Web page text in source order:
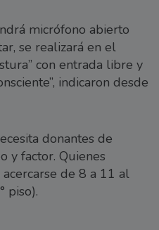
micrófono abierto
se realizará en el
con entrada libre y
indicaron desde
donantes de
y factor. Quienes
de 8 a 11 al
piso).